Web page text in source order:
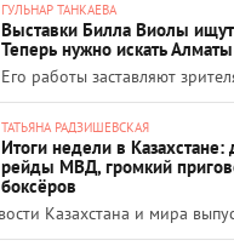
ГУЛЬНАР ТАНКАЕВА
Выставки Билла Виолы
Теперь нужно искать Алматы
Его работы заставляют
ТАТЬЯНА РАДЗИШЕВСКАЯ
Итоги недели в
рейды МВД, громкий
боксёров
Казахстана и мира